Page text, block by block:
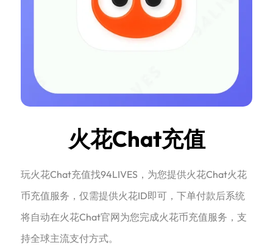
火花Chat充值
玩火花Chat充值找94LIVES，为您提供火花Chat火花
币充值服务，仅需提供火花ID即可，下单付款后系统
将自动在火花Chat官网为您完成火花币充值服务，支
持全球主流支付方式。